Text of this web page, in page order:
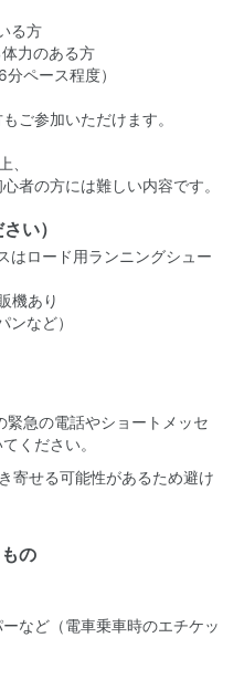
る方
力のある方
分ペース程度）
ご参加いただけます。
、
者の方には難しい内容です。
い）
ロード用ランニングシュー
機あり
など）
急の電話やショートメッセ
ください。
寄せる可能性があるため避け
の
など（電車乗車時のエチケッ